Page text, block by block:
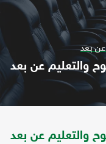
عن بعد
والتعليم عن بعد
والتعليم عن بعد